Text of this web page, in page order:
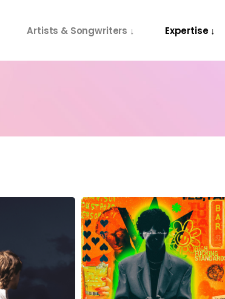
Artists & Songwriters ↓ Expertise ↓